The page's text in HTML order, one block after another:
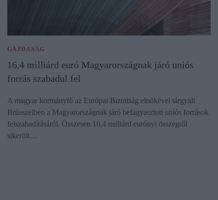
GAZDASÁG
16,4 milliárd euró Magyarországnak járó uniós
forrás szabadul fel
A magyar kormányfő az Európai Bizottság elnökével tárgyalt
Brüsszelben a Magyarországnak járó befagyasztott uniós források
felszabadításáról. Összesen 16,4 milliárd eurónyi összegről
sikerült…